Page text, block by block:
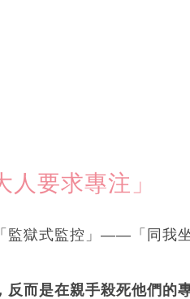
要求專注」
監獄式監控」——「同我
反而是在親手殺死他們的